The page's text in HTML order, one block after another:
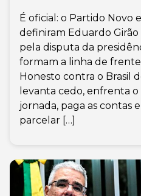
É oficial: o Partido Novo
definiram Eduardo
pela disputa da
formam a linha de
Honesto contra o Brasil
levanta cedo, enfrenta
jornada, paga as contas
parcelar […]